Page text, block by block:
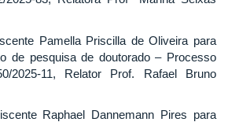
Pamella Priscilla de Oliveira para
de pesquisa de doutorado – Processo
2025-11, Relator Prof. Rafael Bruno
Raphael Dannemann Pires para